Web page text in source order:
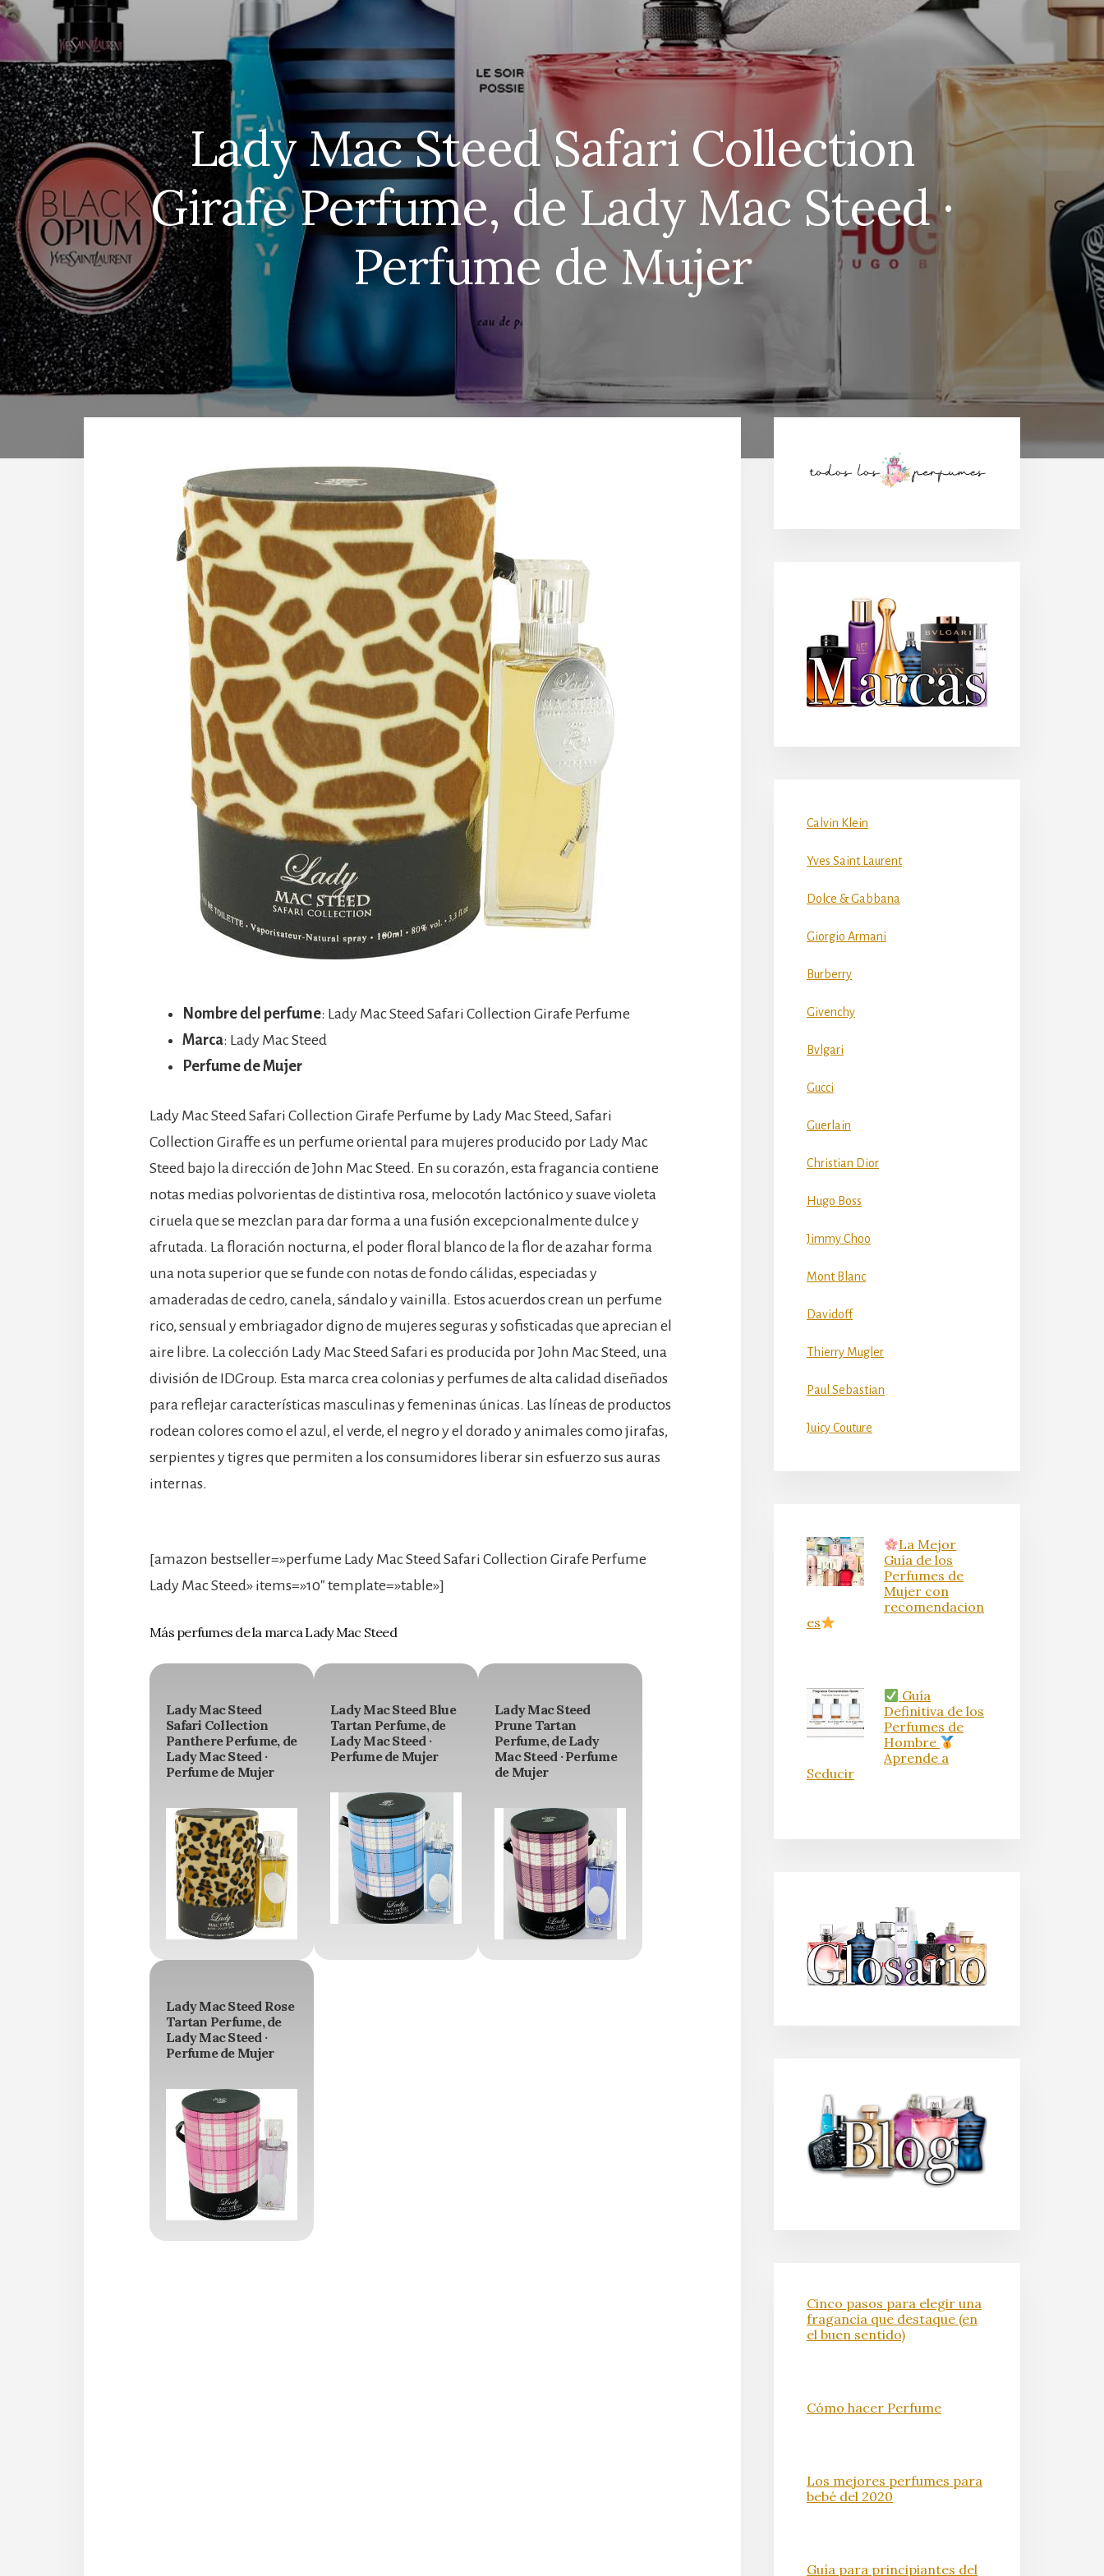
Lady Mac Steed Safari Collection
Girafe Perfume, de Lady Mac Steed ·
Perfume de Mujer
Nombre del perfume: Lady Mac Steed Safari Collection Girafe Perfume
Marca: Lady Mac Steed
Perfume de Mujer
Lady Mac Steed Safari Collection Girafe Perfume by Lady Mac Steed, Safari
Collection Giraffe es un perfume oriental para mujeres producido por Lady Mac
Steed bajo la dirección de John Mac Steed. En su corazón, esta fragancia contiene
notas medias polvorientas de distintiva rosa, melocotón lactónico y suave violeta
ciruela que se mezclan para dar forma a una fusión excepcionalmente dulce y
afrutada. La floración nocturna, el poder floral blanco de la flor de azahar forma
una nota superior que se funde con notas de fondo cálidas, especiadas y
amaderadas de cedro, canela, sándalo y vainilla. Estos acuerdos crean un perfume
rico, sensual y embriagador digno de mujeres seguras y sofisticadas que aprecian el
aire libre. La colección Lady Mac Steed Safari es producida por John Mac Steed, una
división de IDGroup. Esta marca crea colonias y perfumes de alta calidad diseñados
para reflejar características masculinas y femeninas únicas. Las líneas de productos
rodean colores como el azul, el verde, el negro y el dorado y animales como jirafas,
serpientes y tigres que permiten a los consumidores liberar sin esfuerzo sus auras
internas.
[amazon bestseller=»perfume Lady Mac Steed Safari Collection Girafe Perfume
Lady Mac Steed» items=»10″ template=»table»]
Más perfumes de la marca Lady Mac Steed
Lady Mac Steed
Safari Collection
Panthere Perfume, de
Lady Mac Steed ·
Perfume de Mujer
Lady Mac Steed Blue
Tartan Perfume, de
Lady Mac Steed ·
Perfume de Mujer
Lady Mac Steed
Prune Tartan
Perfume, de Lady
Mac Steed · Perfume
de Mujer
Lady Mac Steed Rose
Tartan Perfume, de
Lady Mac Steed ·
Perfume de Mujer
lateral
Calvin Klein
Yves Saint Laurent
Dolce & Gabbana
Giorgio Armani
Burberry
Givenchy
Bvlgari
Gucci
Guerlain
Christian Dior
Hugo Boss
Jimmy Choo
Mont Blanc
Davidoff
Thierry Mugler
Paul Sebastian
Juicy Couture
La Mejor
Guía de los
Perfumes de
Mujer con
recomendacion
es
Guía
Definitiva de los
Perfumes de
Hombre
Aprende a
Seducir
Cinco pasos para elegir una
fragancia que destaque (en
el buen sentido)
Cómo hacer Perfume
Los mejores perfumes para
bebé del 2020
Guía para principiantes del